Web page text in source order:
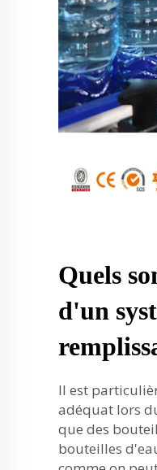
Quels
d'un
Il est
adéquat lors
que des
bouteilles